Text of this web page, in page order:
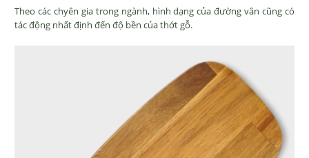
Theo các chyên gia trong ngành, hình dạng của đường vân cũng có
tác động nhất định đến độ bền của thớt gỗ.